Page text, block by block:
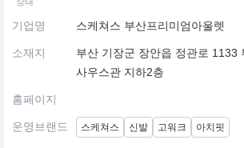
기업명 스케쳐스 부산프리미엄아울렛
소재지
부산 기장군 장안읍 정관로 1133
사우스관 지하2층
홈페이지
운영브랜드 스케쳐스 신발 고워크 아치핏